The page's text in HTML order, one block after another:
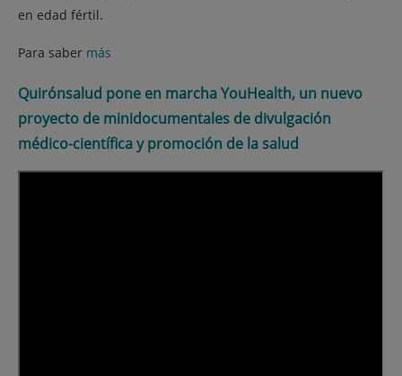
en edad fértil.
Para saber más
Quirónsalud pone en marcha YouHealth, un nuevo
proyecto de minidocumentales de divulgación
médico-científica y promoción de la salud